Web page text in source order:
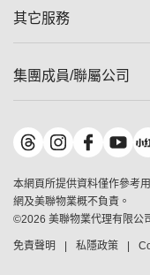
美聯豪宅
獨家樓盤
租盤
查詢熱線
按揭計算機
負擔能力計算機
轉按計算機
繳款方式
樓價指數
歷史成交
屋苑成交排行榜
地區百科
其它服務
屋苑專頁
美聯精英會
美善會
地產代理管理協會
申報已遞交的購樓意向
集團成員/聯屬公司
美聯物業
鋑聯控股*
美聯工商舖*
美聯中國
美聯澳門
美聯金融集團
本網頁所提供資料僅作參考
網及美聯物業概不負責。
©2026 美聯物業代理有限公
免責聲明 私隱政策